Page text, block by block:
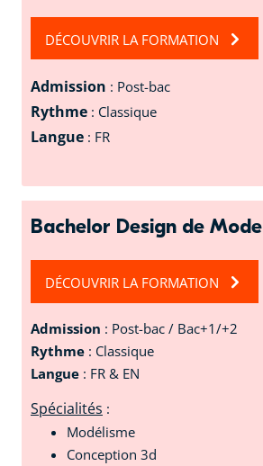
DÉCOUVRIR LA FORMATION
Admission : Post-bac
Rythme : Classique
Langue : FR
Bachelor Design de Mode
DÉCOUVRIR LA FORMATION
Admission : Post-bac / Bac+1/+2
Rythme : Classique
Langue : FR & EN
Spécialités :
Modélisme
Conception 3d